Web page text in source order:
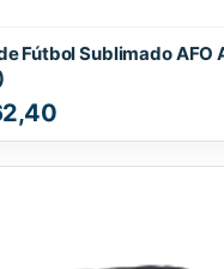
Fútbol Sublimado AFO